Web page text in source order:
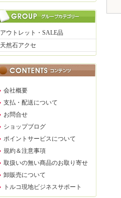
アウトレット・SALE品
天然石アクセ
会社概要
支払・配送について
お問合せ
ショップブログ
ポイントサービスについて
規約＆注意事項
取扱いの無い商品のお取り寄せ
卸販売について
トルコ現地ビジネスサポート